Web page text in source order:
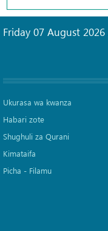
Friday 07 August 2026
Ukurasa wa kwanza
Habari zote
Shughuli za Qurani
Kimataifa
Picha‎ - Filamu‎